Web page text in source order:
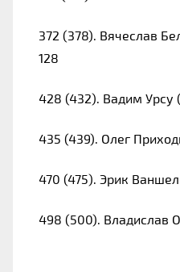
372 (378). Вячеслав
128
428 (432). Вадим Урсу
435 (439). Олег
470 (475). Эрик
498 (500). Владислав